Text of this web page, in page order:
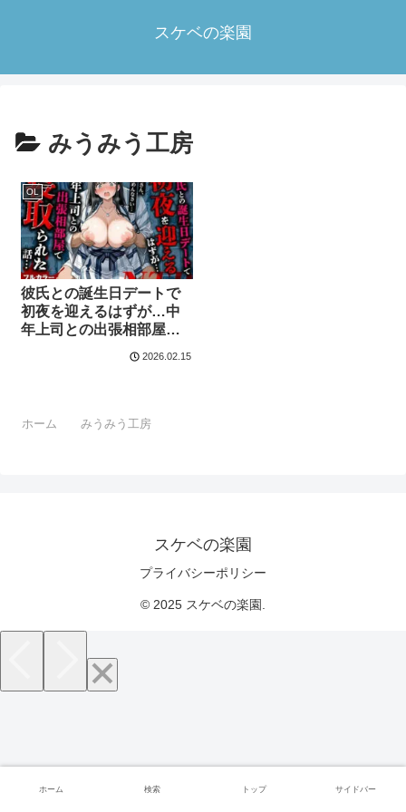
スケベの楽園
みうみう工房
OL
彼氏との誕生日デートで
初夜を迎えるはずが…中
年上司との出張相部屋で
2026.02.15
ホーム みうみう工房
スケベの楽園
プライバシーポリシー
© 2025 スケベの楽園.
ホーム 検索 トップ サイドバー